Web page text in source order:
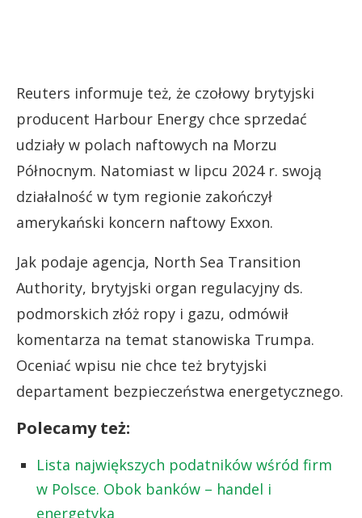
Reuters informuje też, że czołowy brytyjski
producent Harbour Energy chce sprzedać
udziały w polach naftowych na Morzu
Północnym. Natomiast w lipcu 2024 r. swoją
działalność w tym regionie zakończył
amerykański koncern naftowy Exxon.
Jak podaje agencja, North Sea Transition
Authority, brytyjski organ regulacyjny ds.
podmorskich złóż ropy i gazu, odmówił
komentarza na temat stanowiska Trumpa.
Oceniać wpisu nie chce też brytyjski
departament bezpieczeństwa energetycznego.
Polecamy też:
Lista największych podatników wśród firm
w Polsce. Obok banków – handel i
energetyka